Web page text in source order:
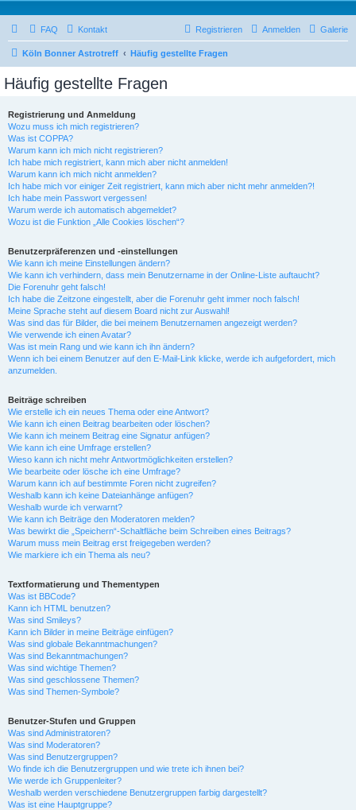
Galerie
FAQ Kontakt Anmelden
Registrieren
Köln Bonner Astrotreff Häufig gestellte Fragen
Häufig gestellte Fragen
Registrierung und Anmeldung
Wozu muss ich mich registrieren?
Was ist COPPA?
Warum kann ich mich nicht registrieren?
Ich habe mich registriert, kann mich aber nicht anmelden!
Warum kann ich mich nicht anmelden?
Ich habe mich vor einiger Zeit registriert, kann mich aber nicht mehr anmelden?!
Ich habe mein Passwort vergessen!
Warum werde ich automatisch abgemeldet?
Wozu ist die Funktion „Alle Cookies löschen“?
Benutzerpräferenzen und -einstellungen
Wie kann ich meine Einstellungen ändern?
Wie kann ich verhindern, dass mein Benutzername in der Online-Liste auftaucht?
Die Forenuhr geht falsch!
Ich habe die Zeitzone eingestellt, aber die Forenuhr geht immer noch falsch!
Meine Sprache steht auf diesem Board nicht zur Auswahl!
Was sind das für Bilder, die bei meinem Benutzernamen angezeigt werden?
Wie verwende ich einen Avatar?
Was ist mein Rang und wie kann ich ihn ändern?
Wenn ich bei einem Benutzer auf den E-Mail-Link klicke, werde ich aufgefordert, mich
anzumelden.
Beiträge schreiben
Wie erstelle ich ein neues Thema oder eine Antwort?
Wie kann ich einen Beitrag bearbeiten oder löschen?
Wie kann ich meinem Beitrag eine Signatur anfügen?
Wie kann ich eine Umfrage erstellen?
Wieso kann ich nicht mehr Antwortmöglichkeiten erstellen?
Wie bearbeite oder lösche ich eine Umfrage?
Warum kann ich auf bestimmte Foren nicht zugreifen?
Weshalb kann ich keine Dateianhänge anfügen?
Weshalb wurde ich verwarnt?
Wie kann ich Beiträge den Moderatoren melden?
Was bewirkt die „Speichern“-Schaltfläche beim Schreiben eines Beitrags?
Warum muss mein Beitrag erst freigegeben werden?
Wie markiere ich ein Thema als neu?
Textformatierung und Thementypen
Was ist BBCode?
Kann ich HTML benutzen?
Was sind Smileys?
Kann ich Bilder in meine Beiträge einfügen?
Was sind globale Bekanntmachungen?
Was sind Bekanntmachungen?
Was sind wichtige Themen?
Was sind geschlossene Themen?
Was sind Themen-Symbole?
Benutzer-Stufen und Gruppen
Was sind Administratoren?
Was sind Moderatoren?
Was sind Benutzergruppen?
Wo finde ich die Benutzergruppen und wie trete ich ihnen bei?
Wie werde ich Gruppenleiter?
Weshalb werden verschiedene Benutzergruppen farbig dargestellt?
Was ist eine Hauptgruppe?